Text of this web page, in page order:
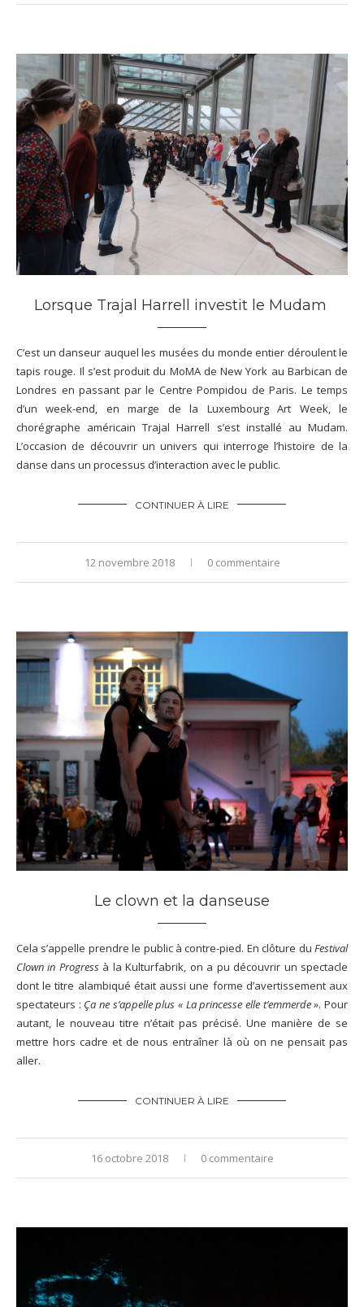
Lorsque Trajal Harrell investit le Mudam
C’est un danseur auquel les musées du monde entier déroulent le
tapis rouge. Il s’est produit du MoMA de New York au Barbican de
Londres en passant par le Centre Pompidou de Paris. Le temps
d’un week-end, en marge de la Luxembourg Art Week, le
chorégraphe américain Trajal Harrell s’est installé au Mudam.
L’occasion de découvrir un univers qui interroge l’histoire de la
danse dans un processus d’interaction avec le public.
CONTINUER À LIRE
12 novembre 2018 0 commentaire
Le clown et la danseuse
Cela s’appelle prendre le public à contre-pied. En clôture du Festival
Clown in Progressà la Kulturfabrik, on a pu découvrir un spectacle
dont le titre alambiqué était aussi une forme d’avertissement aux
spectateurs : Ça ne s’appelle plus « La princesse elle t’emmerde ». Pour
autant, le nouveau titre n’était pas précisé. Une manière de se
mettre hors cadre et de nous entraîner là où on ne pensait pas
aller.
CONTINUER À LIRE
16 octobre 2018 0 commentaire